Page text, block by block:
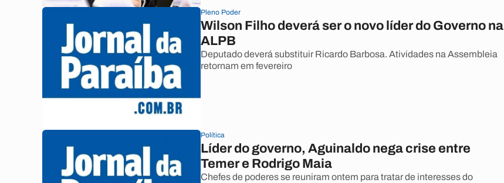
Pleno Poder
Wilson Filho deverá ser o novo líder do Governo na
ALPB
Deputado deverá substituir Ricardo Barbosa. Atividades na Assembleia
retornam em fevereiro
Política
Líder do governo, Aguinaldo nega crise entre
Temer e Rodrigo Maia
Chefes de poderes se reuniram ontem para tratar de interesses do